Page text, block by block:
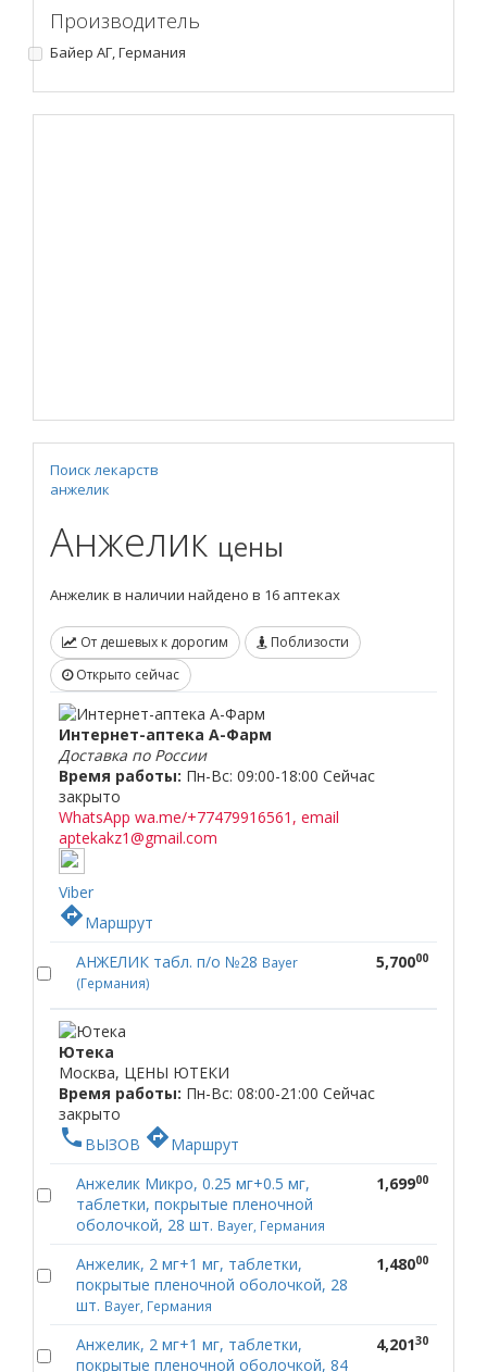
Производитель
Байер АГ, Германия
Поиск лекарств
анжелик
Анжелик цены
Анжелик в наличии найдено в 16 аптеках
От дешевых к дорогим
Поблизости
Открыто сейчас
Интернет-аптека А-Фарм
Доставка по России
Время работы: Пн-Вс: 09:00-18:00 Сейчас
закрыто
WhatsApp wa.me/+77479916561, email
aptekakz1@gmail.com
Viber
directionsМаршрут
АНЖЕЛИК табл. п/о №28 Bayer
(Германия)
5,70000
Ютека
Москва, ЦЕНЫ ЮТЕКИ
Время работы: Пн-Вс: 08:00-21:00 Сейчас
закрыто
phone ВЫЗОВ directionsМаршрут
Анжелик Микро, 0.25 мг+0.5 мг,
таблетки, покрытые пленочной
оболочкой, 28 шт. Bayer, Германия
1,69900
Анжелик, 2 мг+1 мг, таблетки,
покрытые пленочной оболочкой, 28
шт. Bayer, Германия
1,48000
Анжелик, 2 мг+1 мг, таблетки,
покрытые пленочной оболочкой, 84
4,20130